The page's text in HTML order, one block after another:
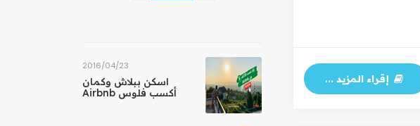
إقراء المزيد ...
23‏/04‏/2016
اسكن ببلاش وكمان
أكسب فلوس Airbnb